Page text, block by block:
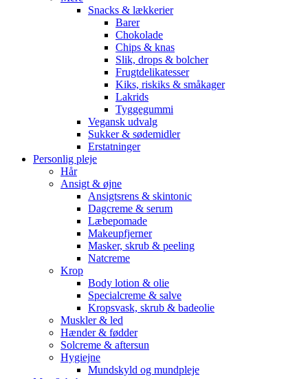
Snacks & lækkerier
Barer
Chokolade
Chips & knas
Slik, drops & bolcher
Frugtdelikatesser
Kiks, riskiks & småkager
Lakrids
Tyggegummi
Vegansk udvalg
Sukker & sødemidler
Erstatninger
Personlig pleje
Hår
Ansigt & øjne
Ansigtsrens & skintonic
Dagcreme & serum
Læbepomade
Makeupfjerner
Masker, skrub & peeling
Natcreme
Krop
Body lotion & olie
Specialcreme & salve
Kropsvask, skrub & badeolie
Muskler & led
Hænder & fødder
Solcreme & aftersun
Hygiejne
Mundskyld og mundpleje